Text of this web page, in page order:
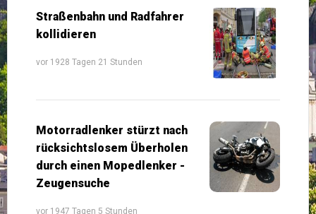
Straßenbahn und Radfahrer
kollidieren
vor 1928 Tagen 21 Stunden
Motorradlenker stürzt nach
rücksichtslosem Überholen
durch einen Mopedlenker -
Zeugensuche
vor 1947 Tagen 5 Stunden